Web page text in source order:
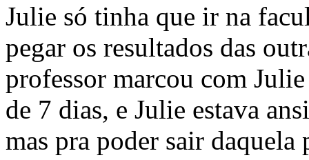
Julie só tinha que ir na
pegar os resultados das
professor marcou com
de 7 dias, e Julie estava
mas pra poder sair daquela